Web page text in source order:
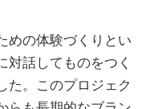
めの体験づくりとい
対話してものをつく
た。このプロジェク